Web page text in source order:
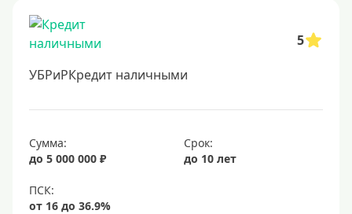
5
УБРиРКредит наличными
Сумма:
до 5 000 000 ₽
Срок:
до 10 лет